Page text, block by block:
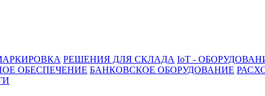
РЕШЕНИЯ ДЛЯ СКЛАДА IoT -
ОБЕСПЕЧЕНИЕ БАНКОВСКОЕ ОБОРУДОВАНИЕ